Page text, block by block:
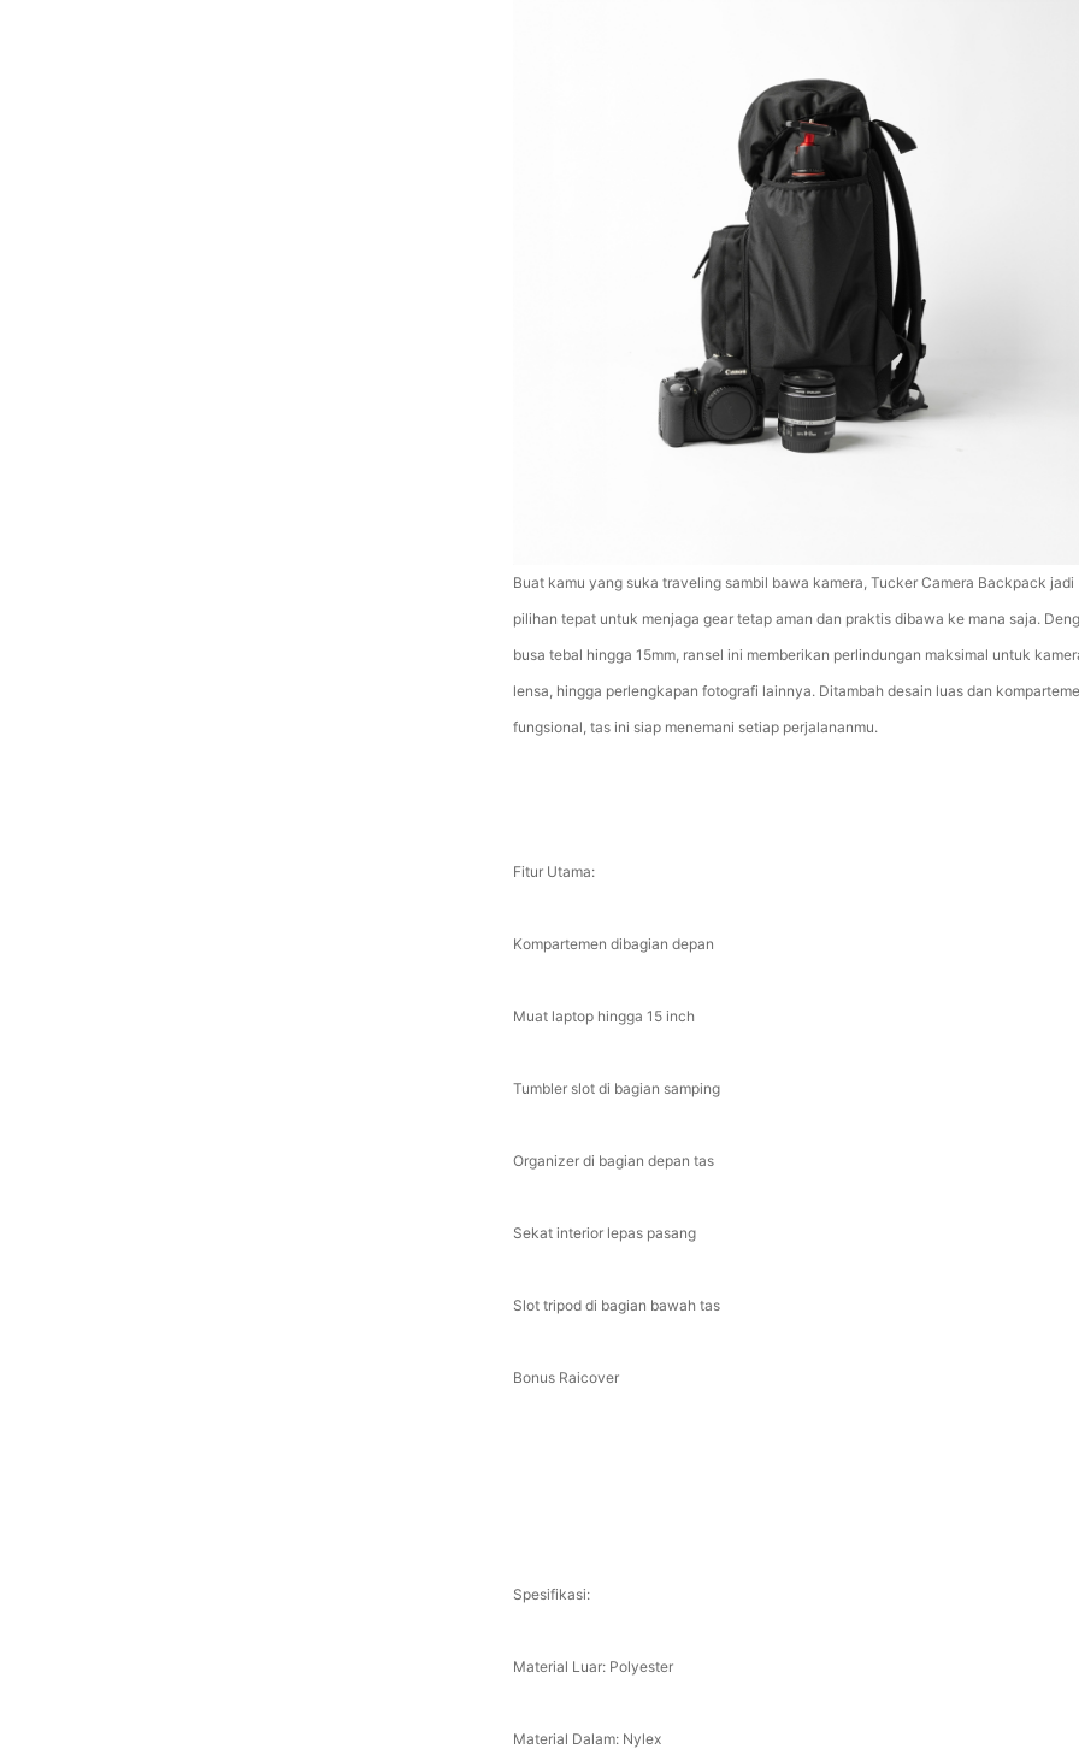
Buat kamu yang suka traveling sambil bawa kamera, Tucker Camera Backpack jadi
pilihan tepat untuk menjaga gear tetap aman dan praktis dibawa ke mana saja.
busa tebal hingga 15mm, ransel ini memberikan perlindungan maksimal untuk
lensa, hingga perlengkapan fotografi lainnya. Ditambah desain luas dan
fungsional, tas ini siap menemani setiap perjalananmu.
Fitur Utama:
Kompartemen dibagian depan
Muat laptop hingga 15 inch
Tumbler slot di bagian samping
Organizer di bagian depan tas
Sekat interior lepas pasang
Slot tripod di bagian bawah tas
Bonus Raicover
Spesifikasi:
Material Luar: Polyester
Material Dalam: Nylex